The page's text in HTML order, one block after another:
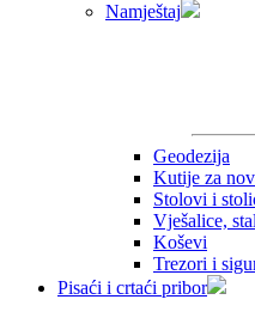
Namještaj
Geodezija
Kutije za
Stolovi i
Vješalice,
Koševi
Trezori i
Pisaći i crtaći pribor